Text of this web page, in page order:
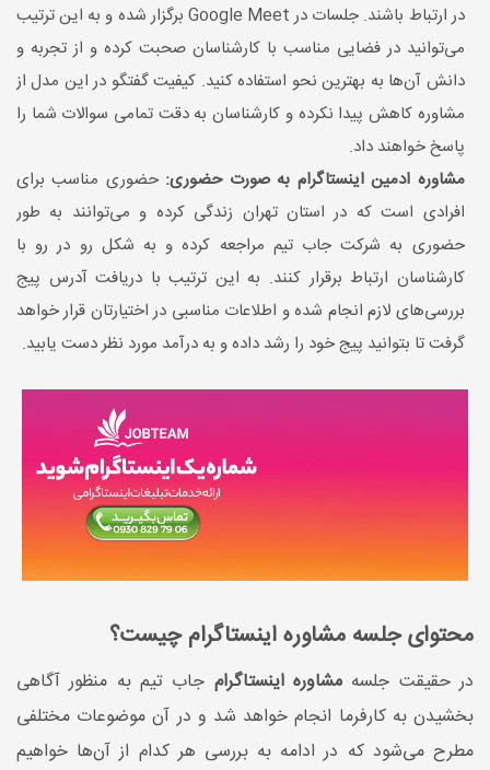
در ارتباط باشند. جلسات در Google Meet برگزار شده و به این ترتیب
می‌توانید در فضایی مناسب با کارشناسان صحبت کرده و از تجربه و
دانش آن‌ها به بهترین نحو استفاده کنید. کیفیت گفتگو در این مدل از
مشاوره کاهش پیدا نکرده و کارشناسان به دقت تمامی سوالات شما را
پاسخ خواهند داد.
مشاوره ادمین اینستاگرام به صورت حضوری: حضوری مناسب برای
افرادی است که در استان تهران زندگی کرده و می‌توانند به طور
حضوری به شرکت جاب تیم مراجعه کرده و به شکل رو در رو با
کارشناسان ارتباط برقرار کنند. به این ترتیب با دریافت آدرس پیج
بررسی‌های لازم انجام شده و اطلاعات مناسبی در اختیارتان قرار خواهد
گرفت تا بتوانید پیج خود را رشد داده و به درآمد مورد نظر دست یابید.
محتوای جلسه مشاوره اینستاگرام چیست؟
در حقیقت جلسه مشاوره اینستاگرام جاب تیم به منظور آگاهی
بخشیدن به کارفرما انجام خواهد شد و در آن موضوعات مختلفی
مطرح می‌شود که در ادامه به بررسی هر کدام از آن‌ها خواهیم